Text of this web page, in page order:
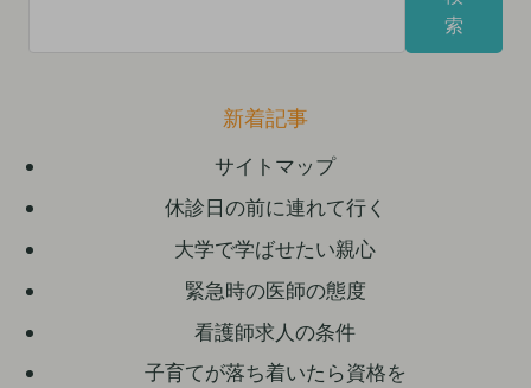
索
新着記事
サイトマップ
休診日の前に連れて行く
大学で学ばせたい親心
緊急時の医師の態度
看護師求人の条件
子育てが落ち着いたら資格を